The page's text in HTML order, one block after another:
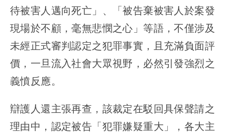
待被害人邁向死亡」、「被告棄被害人於案發
現場於不顧，毫無悲憫之心」等語，不僅涉及
未經正式審判認定之犯罪事實，且充滿負面評
價，一旦流入社會大眾視野，必然引發強烈之
義憤反應。
辯護人還主張再查，該裁定在駁回具保聲請之
理由中，認定被告「犯罪嫌疑重大」，各大主